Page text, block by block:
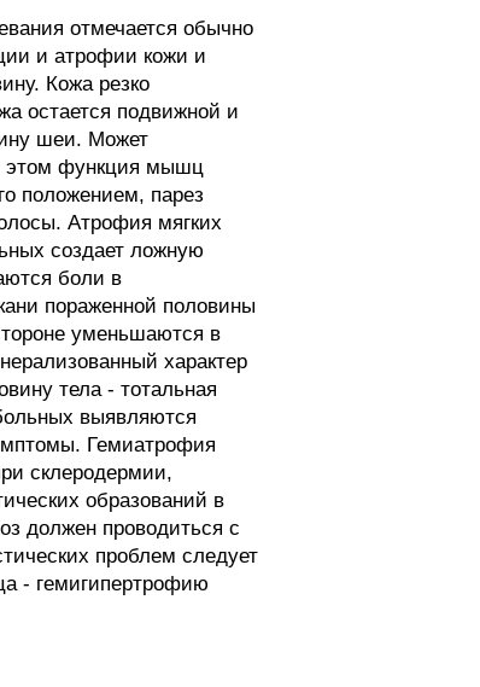
отмечается обычно
и атрофии кожи и
Кожа резко
остается подвижной и
шеи. Может
этом функция мышц
положением, парез
Атрофия мягких
создает ложную
боли в
пораженной половины
уменьшаются в
характер
тела - тотальная
выявляются
Гемиатрофия
склеродермии,
образований в
должен проводиться с
проблем следует
- гемигипертрофию